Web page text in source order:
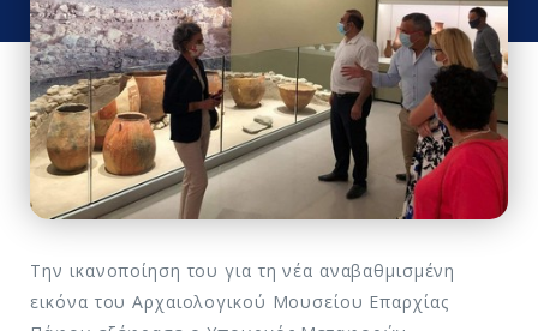
Την ικανοποίηση του για τη νέα αναβαθμισμένη
εικόνα του Αρχαιολογικού Μουσείου Επαρχίας